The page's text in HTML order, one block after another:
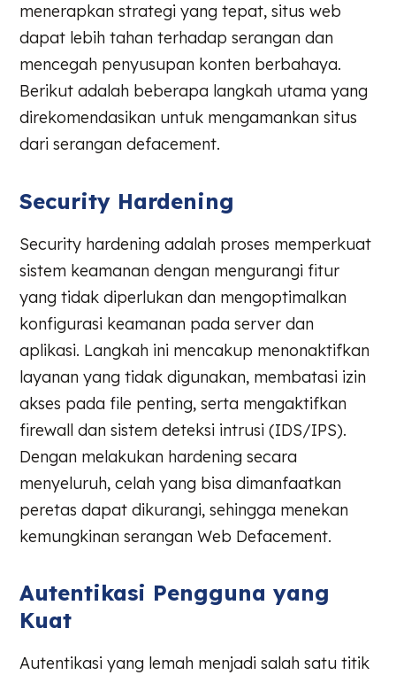
menerapkan strategi yang tepat, situs web
dapat lebih tahan terhadap serangan dan
mencegah penyusupan konten berbahaya.
Berikut adalah beberapa langkah utama yang
direkomendasikan untuk mengamankan situs
dari serangan defacement.
Security Hardening
Security hardening adalah proses memperkuat
sistem keamanan dengan mengurangi fitur
yang tidak diperlukan dan mengoptimalkan
konfigurasi keamanan pada server dan
aplikasi. Langkah ini mencakup menonaktifkan
layanan yang tidak digunakan, membatasi izin
akses pada file penting, serta mengaktifkan
firewall dan sistem deteksi intrusi (IDS/IPS).
Dengan melakukan hardening secara
menyeluruh, celah yang bisa dimanfaatkan
peretas dapat dikurangi, sehingga menekan
kemungkinan serangan Web Defacement.
Autentikasi Pengguna yang
Kuat
Autentikasi yang lemah menjadi salah satu titik